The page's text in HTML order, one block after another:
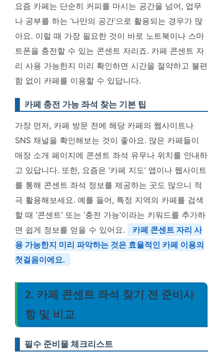
요즘 카페는 단순히 커피를 마시는 공간을 넘어, 업무
나 공부를 하는 ‘나만의 공간’으로 활용되는 경우가 많
아요. 이럴 때 가장 필요한 것이 바로 노트북이나 스마
트폰을 충전할 수 있는 콘센트 자리죠. 카페 콘센트 자
리 사용 가능한지 미리 확인하면 시간을 절약하고 불편
함 없이 카페를 이용할 수 있답니다.
카페 충전 가능 좌석 찾는 기본 팁
가장 먼저, 카페 방문 전에 해당 카페의 웹사이트나
SNS 채널을 확인해보는 것이 좋아요. 많은 카페들이
매장 소개 페이지에 콘센트 좌석 유무나 위치를 안내하
고 있답니다. 또한, 요즘은 ‘카페 지도’ 앱이나 웹사이트
를 통해 콘센트 좌석 정보를 제공하는 곳도 많으니 적
극 활용해보세요. 예를 들어, 특정 지역의 카페를 검색
할 때 ‘콘센트’ 또는 ‘충전 가능’이라는 키워드를 추가하
면 쉽게 정보를 얻을 수 있어요.
카페 콘센트 자리 사
용 가능한지 미리 파악하는 것은 효율적인 카페 이용의
첫걸음이에요.
2. 카페 콘센트 좌석 찾기 전 준비사
항 및 비교
필수 준비물 체크리스트